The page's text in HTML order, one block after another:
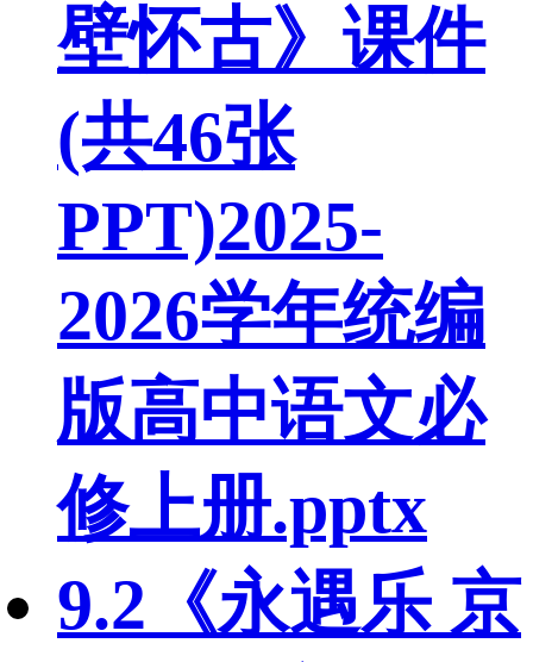
壁怀古》课件
(共46张
PPT)2025-
2026学年统编
版高中语文必
修上册.pptx
9.2《永遇乐 京